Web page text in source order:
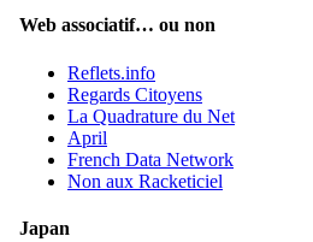
Web associatif… ou non
Reflets.info
Regards Citoyens
La Quadrature du Net
April
French Data Network
Non aux Racketiciel
Japan